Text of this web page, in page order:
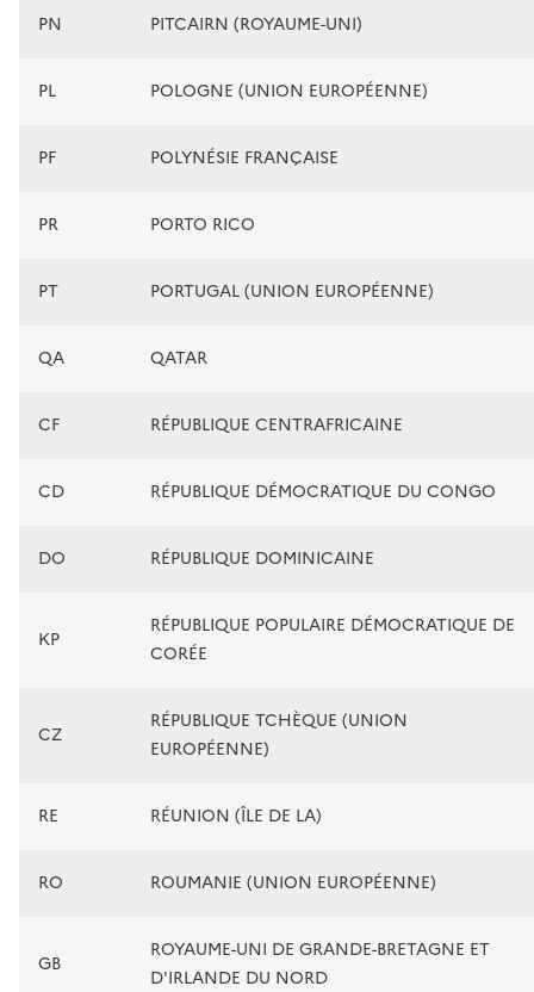
PN PITCAIRN (ROYAUME-UNI)
PL POLOGNE (UNION EUROPÉENNE)
PF POLYNÉSIE FRANÇAISE
PR PORTO RICO
PT PORTUGAL (UNION EUROPÉENNE)
QA QATAR
CF RÉPUBLIQUE CENTRAFRICAINE
CD RÉPUBLIQUE DÉMOCRATIQUE DU CONGO
DO RÉPUBLIQUE DOMINICAINE
KP
RÉPUBLIQUE POPULAIRE DÉMOCRATIQUE DE
CORÉE
CZ
RÉPUBLIQUE TCHÈQUE (UNION
EUROPÉENNE)
RE RÉUNION (ÎLE DE LA)
RO ROUMANIE (UNION EUROPÉENNE)
GB
ROYAUME-UNI DE GRANDE-BRETAGNE ET
D'IRLANDE DU NORD